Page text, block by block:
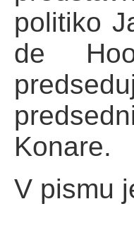
politiko
de
Konare.
V pismu